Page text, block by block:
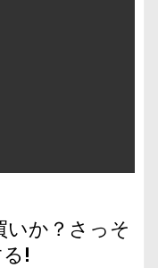
いか？さっそ
!